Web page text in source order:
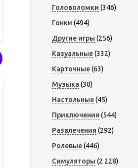
Головоломки (346)
Гонки (494)
Другие игры (256)
Казуальные(332)
Карточные(63)
Музыка (30)
Настольные(45)
Приключения (544)
Развлечения (292)
Ролевые(446)
Симуляторы (2 228)